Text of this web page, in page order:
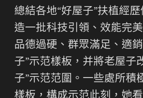
總結各地“好屋子”扶植經
造一批科技引領、效能完
品德過硬、群眾滿足、適
子”示范樣板，并將老屋子
子”示范范圍。一些處所積